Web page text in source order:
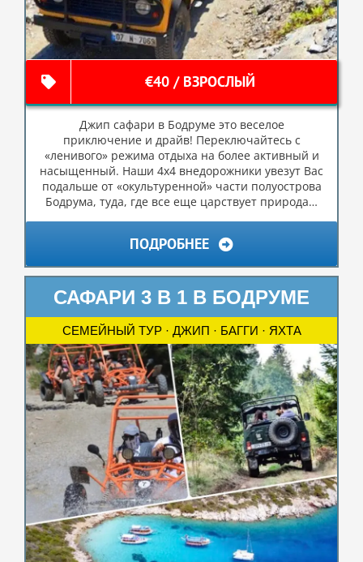
€40 / ВЗРОСЛЫЙ
Джип сафари в Бодруме это веселое
приключение и драйв! Переключайтесь с
«ленивого» режима отдыха на более активный и
насыщенный. Наши 4х4 внедорожники увезут Вас
подальше от «окультуренной» части полуострова
Бодрума, туда, где все еще царствует природа…
ПОДРОБНЕЕ
САФАРИ 3 В 1 В БОДРУМЕ
СЕМЕЙНЫЙ ТУР · ДЖИП · БАГГИ · ЯХТА